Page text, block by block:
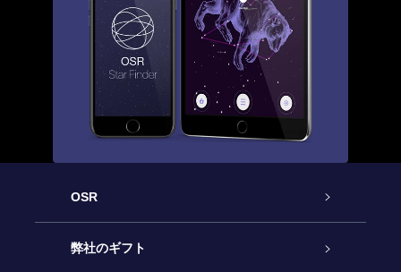
OSR
カスタマーサービス
弊社のギフト